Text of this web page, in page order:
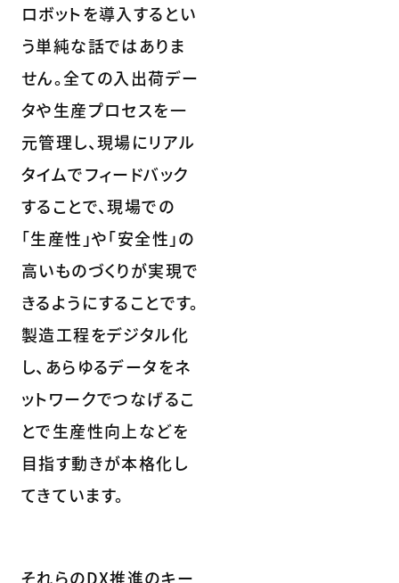
ロボットを導入するとい
う単純な話ではありま
せん。全ての入出荷デー
タや生産プロセスを一
元管理し、現場にリアル
タイムでフィードバック
することで、現場での
「生産性」や「安全性」の
高いものづくりが実現で
きるようにすることです。
製造工程をデジタル化
し、あらゆるデータをネ
ットワークでつなげるこ
とで生産性向上などを
目指す動きが本格化し
てきています。
それらのDX推進のキー